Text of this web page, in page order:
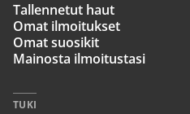
Tallennetut haut
Omat ilmoitukset
Omat suosikit
Mainosta ilmoitustasi
TUKI